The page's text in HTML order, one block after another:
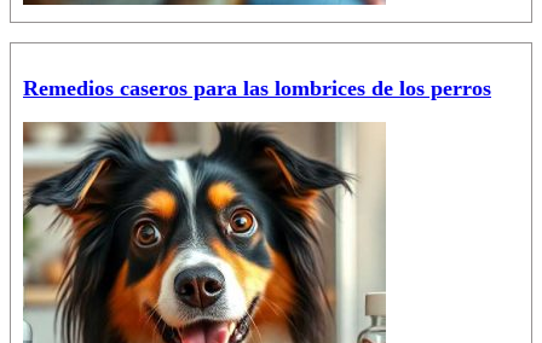
Remedios caseros para las lombrices de los perros